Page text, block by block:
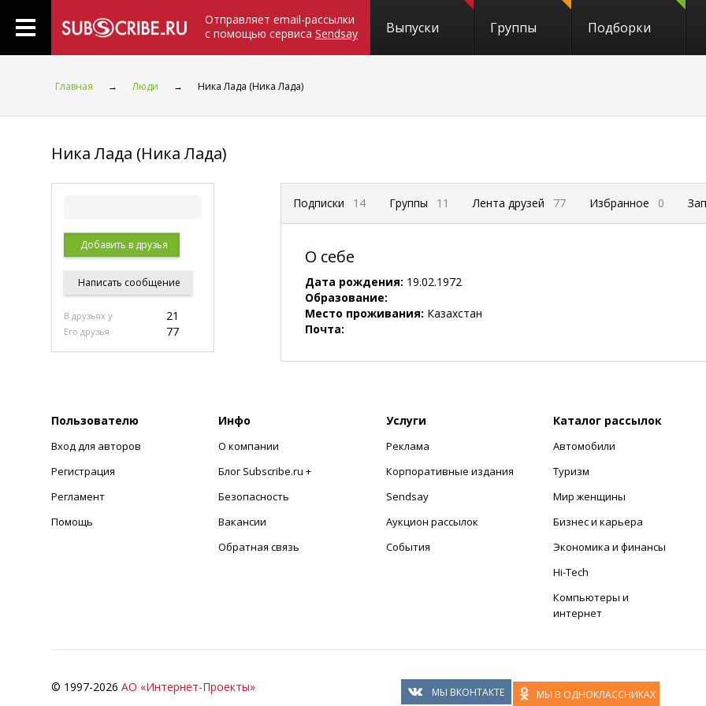
Отправляет email-рассылки
с помощью сервиса Sendsay Выпуски Группы Подборки
Главная → Люди → Ника Лада (Ника Лада)
Ника Лада (Ника Лада)
Добавить в друзья
Написать сообщение
В друзьях у 21
Его друзья 77
Подписки 14 Группы 11 Лента друзей 77 Избранное 0
О себе
Дата рождения: 19.02.1972
Образование:
Место проживания: Казахстан
Почта:
Пользователю
Вход для авторов
Регистрация
Регламент
Помощь
Инфо
О компании
Блог Subscribe.ru +
Безопасность
Вакансии
Обратная связь
Услуги
Реклама
Корпоративные издания
Sendsay
Аукцион рассылок
События
Каталог рассылок
Автомобили
Туризм
Мир женщины
Бизнес и карьера
Экономика и финансы
Hi-Tech
Компьютеры и
интернет
© 1997-2026 АО «Интернет-Проекты» МЫ ВКОНТАКТЕ МЫ В ОДНОКЛАССНИКАХ